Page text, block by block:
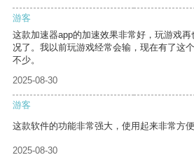
游客
这款加速器app的加速效果非常好，玩游戏
况了。我以前玩游戏经常会输，现在有了这
不少。
2025-08-30
游客
这款软件的功能非常强大，使用起来非常方便
2025-08-30